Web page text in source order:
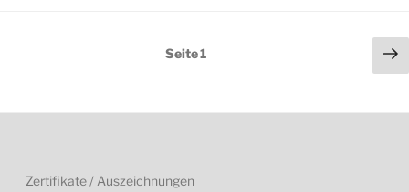
SeitennummerierungSeite1
Zertifikate / Auszeichnungen